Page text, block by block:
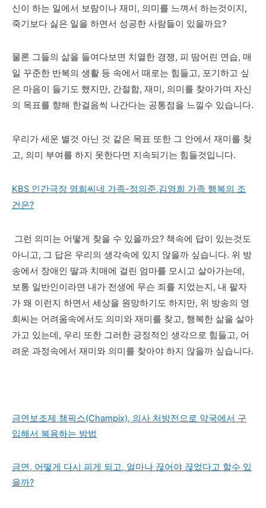
신이 하는 일에서 보람이나 재미, 의미를 느껴서 하는것이지,
죽기보다 싫은 일을 하면서 성공한 사람들이 있을까요?
물론 그들의 삶을 들여다보면 치열한 경쟁, 피 땀어린 연습, 매
일 꾸준한 반복의 생활 등 속에서 때로는 힘들고, 포기하고 싶
은 마음이 들기도 했지만, 간절함, 재미, 의미를 찾아가며 자신
의 목표를 향해 한걸음씩 나간다는 공통점을 느낄수 있습니다.
우리가 세운 별것 아닌 것 같은 목표 또한 그 안에서 재미를 찾
고, 의미 부여를 하지 못한다면 지속되기는 힘들것입니다.
KBS 인간극장 영희씨네 가족-정의준,김영희 가족 행복의 조
건은?
그런 의미는 어떻게 찾을 수 있을까요? 책속에 답이 있는것도
아니고, 그 답은 우리의 생각속에 있지 않을까 싶습니다. 위 방
송에서 장애인 딸과 치매에 걸린 엄마를 모시고 살아가는데,
보통 일반인이라면 내가 전생에 무슨 죄를 지었는지, 내 팔자
가 왜 이런지 하면서 세상을 원망하기도 하지만, 위 방송의 영
희씨는 어려움속에서도 의미와 재미를 찾고, 행복한 삶을 살아
가고 있는데, 우리 또한 그러한 긍정적인 생각으로 힘들고, 어
려운 과정속에서 재미와 의미를 찾아야 하지 않을까 싶습니다.
금연보조제 챔픽스(Champix), 의사 처방전으로 약국에서 구
입해서 복용하는 방법
금연, 어떻게 다시 피게 되고, 얼마나 끊어야 끊었다고 할수 있
을까?